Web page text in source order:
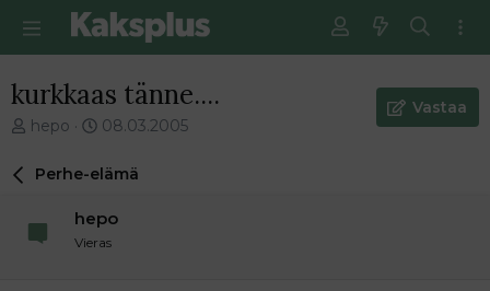
kurkkaas tänne....
V
e
i
hepo
E
s
m
ä
08.03.2005
Vastaa
Perhe-elämä
hepo
Vieras